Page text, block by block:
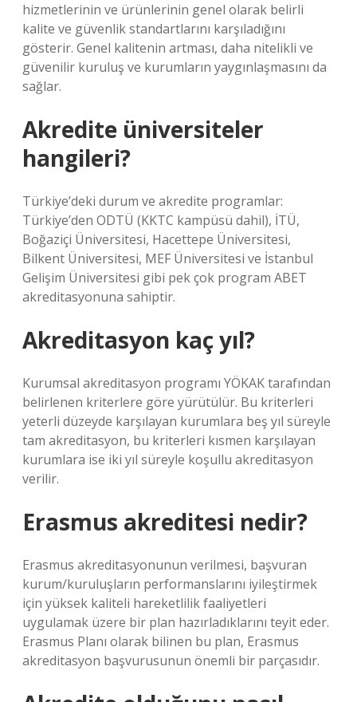
hizmetlerinin ve ürünlerinin genel olarak belirli
kalite ve güvenlik standartlarını karşıladığını
gösterir. Genel kalitenin artması, daha nitelikli ve
güvenilir kuruluş ve kurumların yaygınlaşmasını da
sağlar.
Akredite üniversiteler
hangileri?
Türkiye’deki durum ve akredite programlar:
Türkiye’den ODTÜ (KKTC kampüsü dahil), İTÜ,
Boğaziçi Üniversitesi, Hacettepe Üniversitesi,
Bilkent Üniversitesi, MEF Üniversitesi ve İstanbul
Gelişim Üniversitesi gibi pek çok program ABET
akreditasyonuna sahiptir.
Akreditasyon kaç yıl?
Kurumsal akreditasyon programı YÖKAK tarafından
belirlenen kriterlere göre yürütülür. Bu kriterleri
yeterli düzeyde karşılayan kurumlara beş yıl süreyle
tam akreditasyon, bu kriterleri kısmen karşılayan
kurumlara ise iki yıl süreyle koşullu akreditasyon
verilir.
Erasmus akreditesi nedir?
Erasmus akreditasyonunun verilmesi, başvuran
kurum/kuruluşların performanslarını iyileştirmek
için yüksek kaliteli hareketlilik faaliyetleri
uygulamak üzere bir plan hazırladıklarını teyit eder.
Erasmus Planı olarak bilinen bu plan, Erasmus
akreditasyon başvurusunun önemli bir parçasıdır.